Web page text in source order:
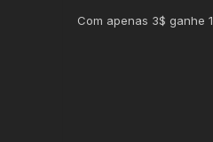
Com apenas 3$ ganhe